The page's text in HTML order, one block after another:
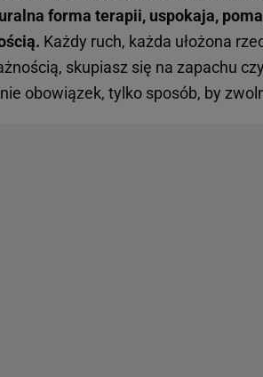
forma terapii, uspokaja,
Każdy ruch, każda ułożona
skupiasz się na zapachu
obowiązek, tylko sposób, by